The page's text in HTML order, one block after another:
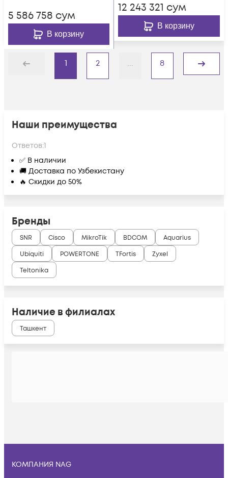
5 586 758 сум
В корзину
12 243 321 сум
В корзину
Назад
1 2 ... 8
Дальше
Наши преимущества
Ответов:1
✅ В наличии
🚚 Доставка по Узбекистану
🔥 Скидки до 50%
Бренды
SNR Cisco MikroTik BDCOM
Aquarius
Ubiquiti
POWERTONE TFortis
Zyxel
Teltonika
Наличие в филиалах
Ташкент
КОМПАНИЯ NAG